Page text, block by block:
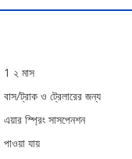
1 ২ মাস
বাস/ট্রাক ও ট্রেলারের জন্য
এয়ার স্প্রিং সাসপেনশন
পাওয়া যায়